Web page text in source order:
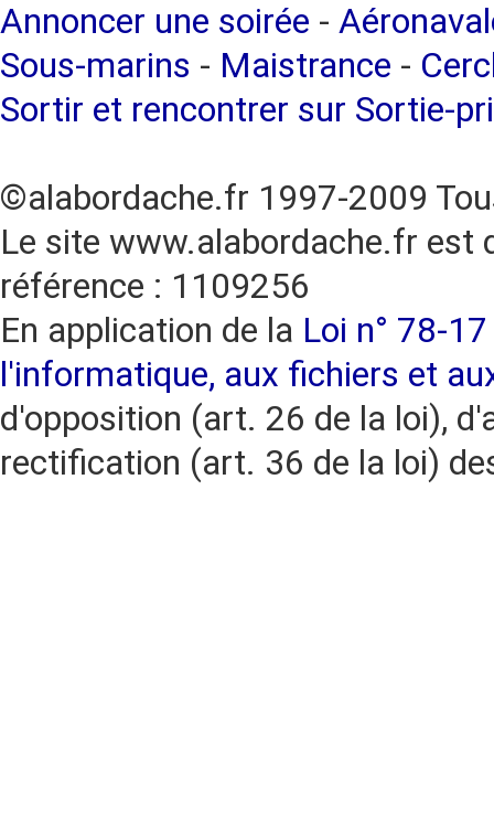
Annoncer une soirée -
Sous-marins - Maistrance -
Sortir et rencontrer sur Sortie-
©alabordache.fr 1997-2009
Le site www.alabordache.fr est
référence : 1109256
En application de la Loi n° 78-
l'informatique, aux fichiers et
d'opposition (art. 26 de la loi),
rectification (art. 36 de la loi)